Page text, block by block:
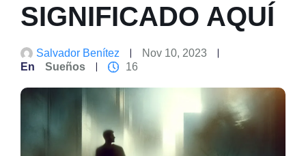
SIGNIFICADO AQUÍ
Salvador Benítez
Nov 10, 2023
En
Sueños 16